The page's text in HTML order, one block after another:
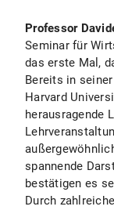
Professor
Seminar für
das erste Mal,
Bereits in
Harvard
herausragende
spannende
bestätigen es
Durch